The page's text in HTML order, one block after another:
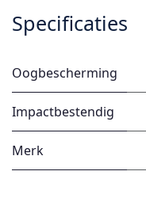
Specificaties
Oogbescherming
Impactbestendig
Merk